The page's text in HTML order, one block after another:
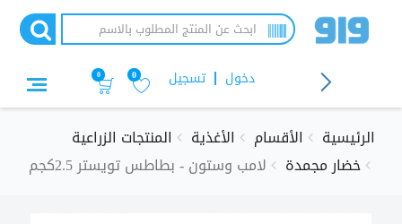
تسجيل دخول 0
0
الرئيسية الأقسام الأغذية
المنتجات الزراعية
خضار مجمدة
لامب وستون - بطاطس تويستر 2.5كجم